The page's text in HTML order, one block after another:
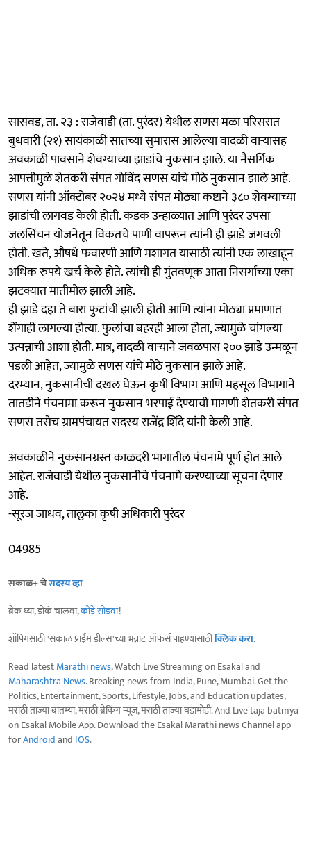
सासवड, ता. २३ : राजेवाडी (ता. पुरंदर) येथील सणस मळा परिसरात
बुधवारी (२१) सायंकाळी सातच्या सुमारास आलेल्या वादळी वाऱ्यासह
अवकाळी पावसाने शेवग्याच्या झाडांचे नुकसान झाले. या नैसर्गिक
आपत्तीमुळे शेतकरी संपत गोविंद सणस यांचे मोठे नुकसान झाले आहे.
सणस यांनी ऑक्टोबर २०२४ मध्ये संपत मोठ्या कष्टाने ३८० शेवग्याच्या
झाडांची लागवड केली होती. कडक उन्हाळ्यात आणि पुरंदर उपसा
जलसिंचन योजनेतून विकतचे पाणी वापरून त्यांनी ही झाडे जगवली
होती. खते, औषधे फवारणी आणि मशागत यासाठी त्यांनी एक लाखाहून
अधिक रुपये खर्च केले होते. त्यांची ही गुंतवणूक आता निसर्गाच्या एका
झटक्यात मातीमोल झाली आहे.
ही झाडे दहा ते बारा फुटांची झाली होती आणि त्यांना मोठ्या प्रमाणात
शेंगाही लागल्या होत्या. फुलांचा बहरही आला होता, ज्यामुळे चांगल्या
उत्पन्नाची आशा होती. मात्र, वादळी वाऱ्याने जवळपास २०० झाडे उन्मळून
पडली आहेत, ज्यामुळे सणस यांचे मोठे नुकसान झाले आहे.
दरम्यान, नुकसानीची दखल घेऊन कृषी विभाग आणि महसूल विभागाने
तातडीने पंचनामा करून नुकसान भरपाई देण्याची मागणी शेतकरी संपत
सणस तसेच ग्रामपंचायत सदस्य राजेंद्र शिंदे यांनी केली आहे.
अवकाळीने नुकसानग्रस्त काळदरी भागातील पंचनामे पूर्ण होत आले
आहेत. राजेवाडी येथील नुकसानीचे पंचनामे करण्याच्या सूचना देणार
आहे.
-सूरज जाधव, तालुका कृषी अधिकारी पुरंदर
04985
सकाळ+ चेसदस्य व्हा
ब्रेक घ्या, डोकं चालवा,कोडे सोडवा!
शॉपिंगसाठी 'सकाळ प्राईम डील्स'च्या भन्नाट ऑफर्स पाहण्यासाठीक्लिक करा.
Read latestMarathi news, Watch Live Streaming on Esakal and
Maharashtra News. Breaking news from India, Pune, Mumbai. Get the
Politics, Entertainment, Sports, Lifestyle, Jobs, and Education updates,
मराठी ताज्या बातम्या, मराठी ब्रेकिंग न्यूज, मराठी ताज्या घडामोडी. And Live taja batmya
on Esakal Mobile App. Download the Esakal Marathi news Channel app
forAndroidand IOS.